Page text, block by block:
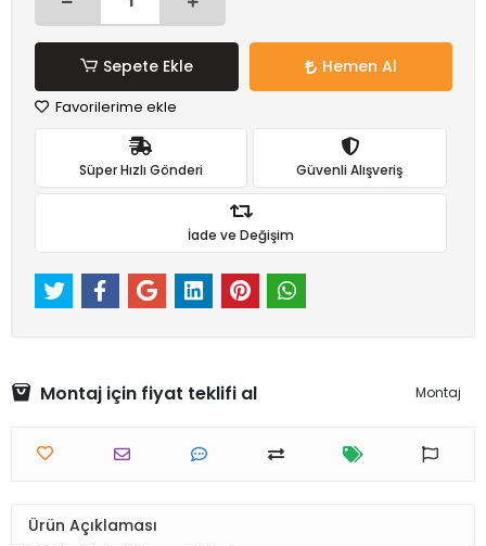
Sepete Ekle Hemen Al
Favorilerime ekle
Süper Hızlı Gönderi Güvenli Alışveriş
İade ve Değişim
Montaj için fiyat teklifi al Montaj
Ürün Açıklaması